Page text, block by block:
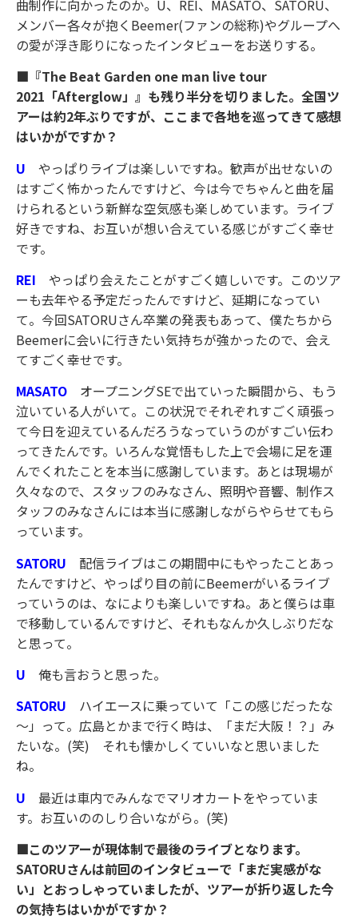
曲制作に向かったのか。U、REI、MASATO、SATORU、
メンバー各々が抱くBeemer(ファンの総称)やグループへ
の愛が浮き彫りになったインタビューをお送りする。
■『The Beat Garden one man live tour
2021「Afterglow」』も残り半分を切りました。全国ツ
アーは約2年ぶりですが、ここまで各地を巡ってきて感想
はいかがですか？
U やっぱりライブは楽しいですね。歓声が出せないの
はすごく怖かったんですけど、今は今でちゃんと曲を届
けられるという新鮮な空気感も楽しめています。ライブ
好きですね、お互いが想い合えている感じがすごく幸せ
です。
REI やっぱり会えたことがすごく嬉しいです。このツア
ーも去年やる予定だったんですけど、延期になってい
て。今回SATORUさん卒業の発表もあって、僕たちから
Beemerに会いに行きたい気持ちが強かったので、会え
てすごく幸せです。
MASATO オープニングSEで出ていった瞬間から、もう
泣いている人がいて。この状況でそれぞれすごく頑張っ
て今日を迎えているんだろうなっていうのがすごい伝わ
ってきたんです。いろんな覚悟もした上で会場に足を運
んでくれたことを本当に感謝しています。あとは現場が
久々なので、スタッフのみなさん、照明や音響、制作ス
タッフのみなさんには本当に感謝しながらやらせてもら
っています。
SATORU 配信ライブはこの期間中にもやったことあっ
たんですけど、やっぱり目の前にBeemerがいるライブ
っていうのは、なによりも楽しいですね。あと僕らは車
で移動しているんですけど、それもなんか久しぶりだな
と思って。
U 俺も言おうと思った。
SATORU ハイエースに乗っていて「この感じだったな
～」って。広島とかまで行く時は、「まだ大阪！？」み
たいな。(笑) それも懐かしくていいなと思いました
ね。
U 最近は車内でみんなでマリオカートをやっていま
す。お互いののしり合いながら。(笑)
■このツアーが現体制で最後のライブとなります。
SATORUさんは前回のインタビューで「まだ実感がな
い」とおっしゃっていましたが、ツアーが折り返した今
の気持ちはいかがですか？